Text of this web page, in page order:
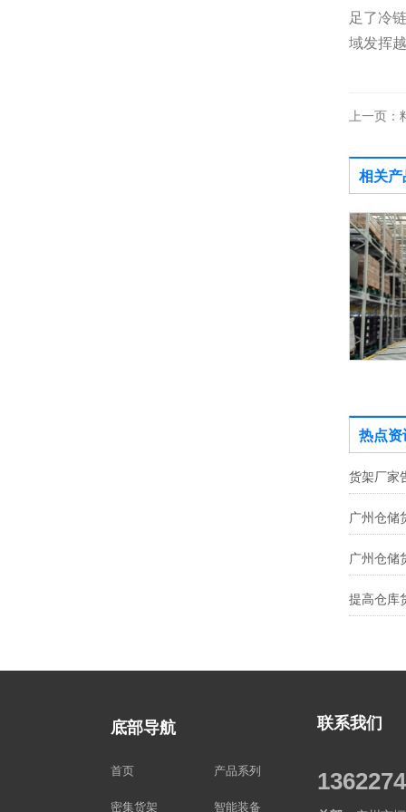
足了冷
域发挥
上一页：
相关产
热点资
底部导航
首页 产品系列
密集货架 智能装备
联系我们